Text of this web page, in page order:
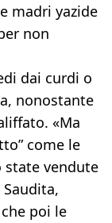
madri yazide
non
dai curdi o
nonostante
«Ma
come le
state vendute
poi le